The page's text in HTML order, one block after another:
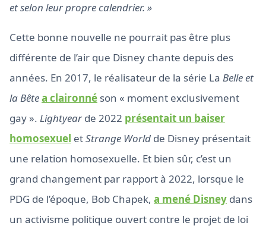
et selon leur propre calendrier. »
Cette bonne nouvelle ne pourrait pas être plus
différente de l’air que Disney chante depuis des
années. En 2017, le réalisateur de la série La Belle et
la Bêtea claironné son « moment exclusivement
gay ». Lightyearde 2022 présentait un baiser
homosexuel etStrange World de Disney présentait
une relation homosexuelle. Et bien sûr, c’est un
grand changement par rapport à 2022, lorsque le
PDG de l’époque, Bob Chapek, a mené Disney dans
un activisme politique ouvert contre le projet de loi